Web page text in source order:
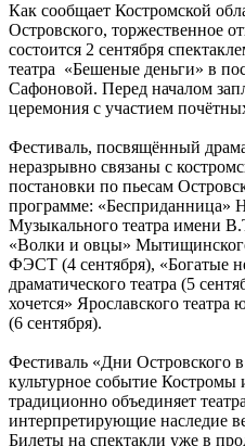
Как сообщает Костромской
Островского, торжественное
состоится 2 сентября
театра «Бешеные деньги» в
Сафоновой. Перед началом
церемония с участием
Фестиваль, посвящённый
неразрывно связаны с
постановки по пьесам
программе: «Бесприданница»
Музыкального театра имени
«Волки и овцы»
ФЭСТ (4 сентября), «Богатые
драматического театра (5
хочется» Ярославского
(6 сентября).
Фестиваль «Дни Островского
культурное событие Костромы
традиционно объединяет
интерпретирующие наследие
Билеты на спектакли уже в